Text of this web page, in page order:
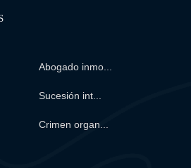
Abogado inmo...
Sucesión int...
Crimen organ...